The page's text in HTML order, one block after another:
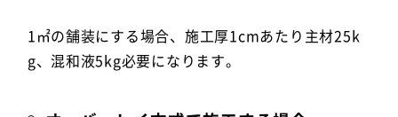
1㎡の舗装にする場合、施工厚1cmあたり主材25k
g、混和液5kg必要になります。